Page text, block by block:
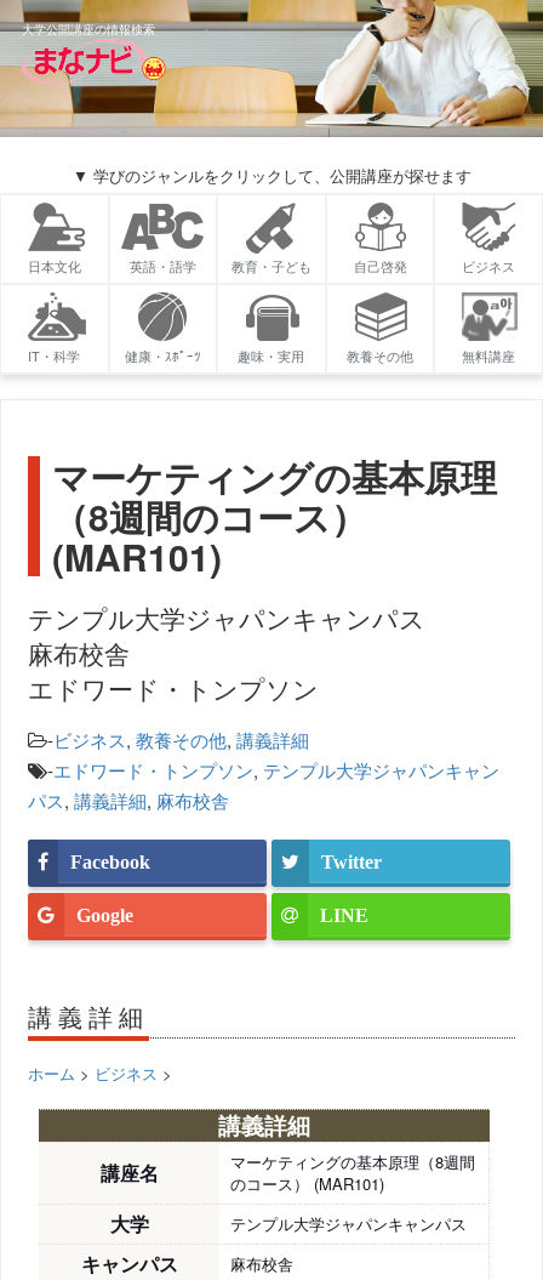
大学公開講座の情報検索
▼ 学びのジャンルをクリックして、公開講座が探せます
日本文化 英語・語学 教育・子ども 自己啓発 ビジネス
IT・科学 健康・ｽﾎﾟｰﾂ 趣味・実用 教養その他 無料講座
マーケティングの基本原理
（8週間のコース）
(MAR101)
テンプル大学ジャパンキャンパス
麻布校舎
エドワード・トンプソン
-ビジネス,教養その他,講義詳細
-エドワード・トンプソン, テンプル大学ジャパンキャン
パス,講義詳細, 麻布校舎
Facebook Twitter
Google LINE
講義詳細
ホーム > ビジネス >
講義詳細
講座名
マーケティングの基本原理（8週間
のコース） (MAR101)
大学 テンプル大学ジャパンキャンパス
キャンパス 麻布校舎